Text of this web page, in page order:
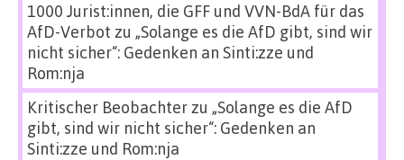
1000 Jurist:innen, die GFF und VVN-BdA für das
AfD-Verbot zu „Solange es die AfD gibt, sind wir
nicht sicher“: Gedenken an Sinti:zze und
Rom:nja
Kritischer Beobachterzu „Solange es die AfD
gibt, sind wir nicht sicher“: Gedenken an
Sinti:zze und Rom:nja